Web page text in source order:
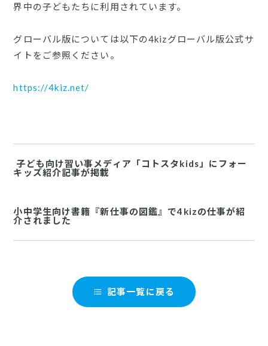
界中の子どもたちに利用されています。
グローバル版については以下の4kizグローバル版公式サ
イトをご参照ください。
https://4kiz.net/
子ども向け習い事メディア「コトスタkids」にフォー
キッズ紹介記事が掲載
小中学生向け書籍『新仕事の図鑑』で4kizの仕事が紹
介されました
format_list_bulleted 記事一覧に戻る